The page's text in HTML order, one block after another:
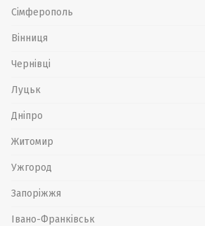
Сімферополь
Вінниця
Чернівці
Луцьк
Дніпро
Житомир
Ужгород
Запоріжжя
Івано-Франківськ